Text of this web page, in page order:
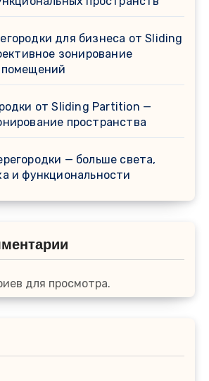
для бизнеса от Sliding
зонирование
помещений
от Sliding Partition —
пространства
— больше света,
и функциональности
для просмотра.